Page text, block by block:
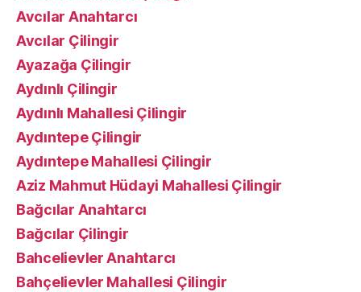
Avcılar Anahtarcı
Avcılar Çilingir
Ayazağa Çilingir
Aydınlı Çilingir
Aydınlı Mahallesi Çilingir
Aydıntepe Çilingir
Aydıntepe Mahallesi Çilingir
Aziz Mahmut Hüdayi Mahallesi Çilingir
Bağcılar Anahtarcı
Bağcılar Çilingir
Bahcelievler Anahtarcı
Bahçelievler Mahallesi Çilingir